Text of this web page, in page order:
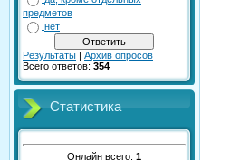
предметов
нет
Результаты | Архив опросов
Всего ответов: 354
Статистика
Онлайн всего: 1